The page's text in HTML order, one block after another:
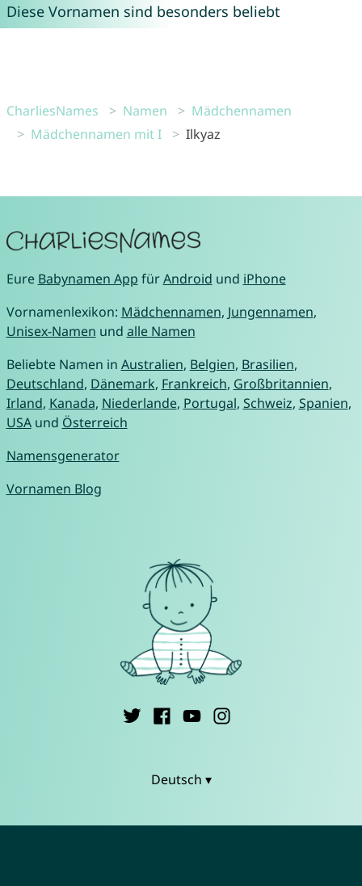
Diese Vornamen sind besonders beliebt
CharliesNames Namen
Mädchennamen
Mädchennamen mit I
Ilkyaz
Eure Babynamen App fürAndroid und iPhone
Vornamenlexikon: Mädchennamen, Jungennamen,
Unisex-Namen und alle Namen
Beliebte Namen in Australien, Belgien, Brasilien,
Deutschland, Dänemark, Frankreich, Großbritannien,
Irland, Kanada, Niederlande, Portugal, Schweiz, Spanien,
USAund Österreich
Namensgenerator
Vornamen Blog
Deutsch ▾